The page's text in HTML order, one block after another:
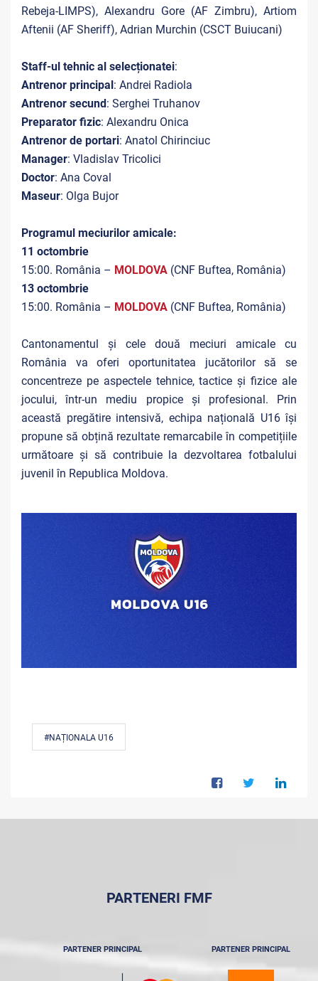
Rebeja-LIMPS), Alexandru Gore (AF Zimbru), Artiom
Aftenii (AF Sheriff), Adrian Murchin (CSCT Buiucani)
Staff-ul tehnic al selecționatei:
Antrenor principal: Andrei Radiola
Antrenor secund: Serghei Truhanov
Preparator fizic: Alexandru Onica
Antrenor de portari: Anatol Chirinciuc
Manager: Vladislav Tricolici
Doctor: Ana Coval
Maseur: Olga Bujor
Programul meciurilor amicale:
11 octombrie
15:00. România – MOLDOVA (CNF Buftea, România)
13 octombrie
15:00. România – MOLDOVA (CNF Buftea, România)
Cantonamentul și cele două meciuri amicale cu
România va oferi oportunitatea jucătorilor să se
concentreze pe aspectele tehnice, tactice și fizice ale
jocului, într-un mediu propice și profesional. Prin
această pregătire intensivă, echipa națională U16 își
propune să obțină rezultate remarcabile în competițiile
următoare și să contribuie la dezvoltarea fotbalului
juvenil în Republica Moldova.
#NAȚIONALA U16
PARTENERI FMF
PARTENER PRINCIPAL PARTENER PRINCIPAL